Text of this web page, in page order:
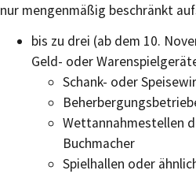
nur mengenmäßig beschränkt
bis zu drei (ab dem 10.
Geld- oder
Schank- oder
Wettannahmestellen
Buchmacher
Spielhallen oder